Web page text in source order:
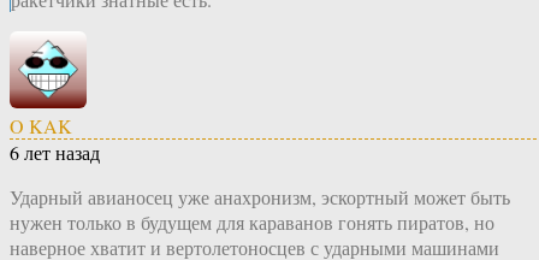
O KAK
6 лет назад
Ударный авианосец уже анахронизм, эскортный может быть
нужен только в будущем для караванов гонять пиратов, но
наверное хватит и вертолетоносцев с ударными машинами